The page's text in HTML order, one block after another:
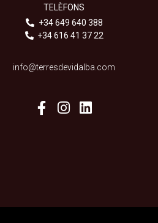
TELÈFONS
+34 649 640 388
+34 616 41 37 22
info@terresdevidalba.com